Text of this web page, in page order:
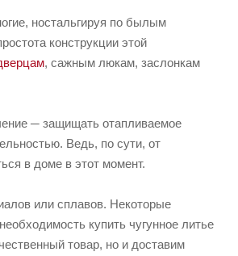
ностальгируя по былым
конструкции этой
, сажным люкам, заслонкам
─ защищать отапливаемое
Ведь, по сути, от
в доме в этот момент.
или сплавов. Некоторые
купить чугунное литье
товар, но и доставим